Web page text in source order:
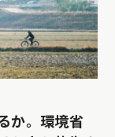
か。環境省